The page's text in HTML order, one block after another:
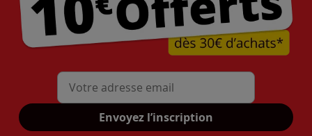
Mon adresse mail
Envoyez l’inscription